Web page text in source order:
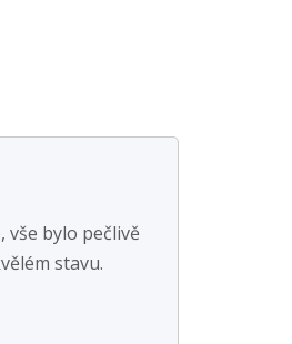
vše bylo pečlivě
stavu.